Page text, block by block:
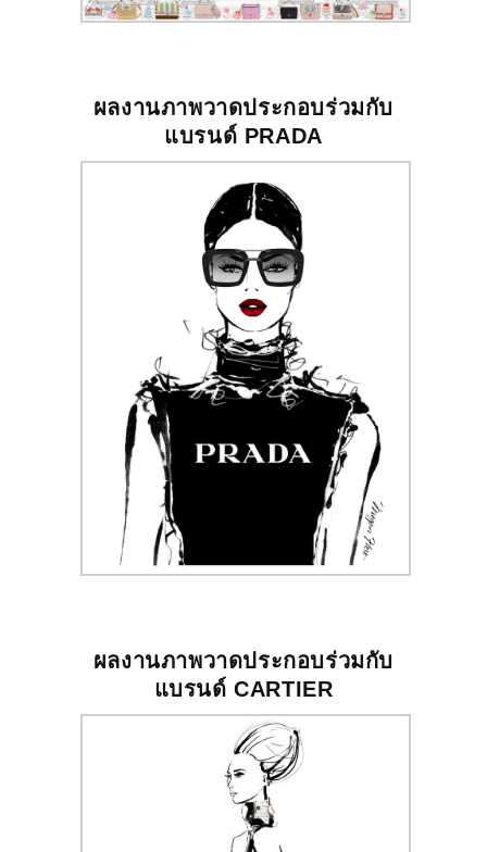
ผลงานภาพวาดประกอบร่วมกับ
แบรนด์ PRADA
ผลงานภาพวาดประกอบร่วมกับ
แบรนด์ CARTIER